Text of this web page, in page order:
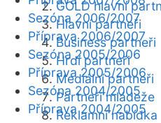
GOLD hlavní
Hlavní partneři
Business partneři
Hrdí partneři
Mediální partneři
Partneři mládeže
Reklamní nabídka
Sezóna 2006/2007
Příprava 2006/2007
Sezóna 2005/2006
Příprava 2005/2006
Sezóna 2004/2005
Příprava 2004/2005